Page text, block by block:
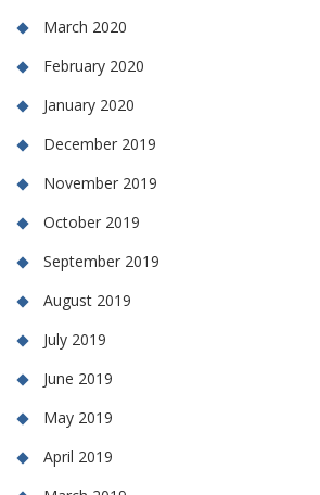
March 2020
February 2020
January 2020
December 2019
November 2019
October 2019
September 2019
August 2019
July 2019
June 2019
May 2019
April 2019